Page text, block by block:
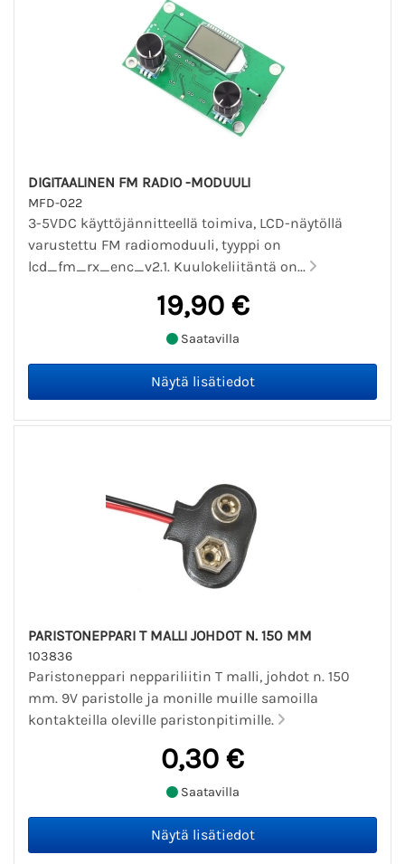
DIGITAALINEN FM RADIO -MODUULI
MFD-022
3-5VDC käyttöjännitteellä toimiva, LCD-näytöllä
varustettu FM radiomoduuli, tyyppi on
lcd_fm_rx_enc_v2.1. Kuulokeliitäntä on...
19,90 €
Saatavilla
PARISTONEPPARI T MALLI JOHDOT N. 150 MM
103836
Paristoneppari neppariliitin T malli, johdot n. 150
mm. 9V paristolle ja monille muille samoilla
kontakteilla oleville paristonpitimille.
0,30 €
Saatavilla